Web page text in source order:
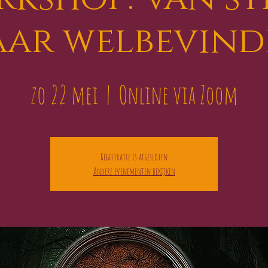
zo 22 mei
  |
Online via Zoom
Registratie is afgesloten
Andere evenementen bekijken